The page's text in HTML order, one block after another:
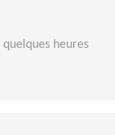
quelques heures